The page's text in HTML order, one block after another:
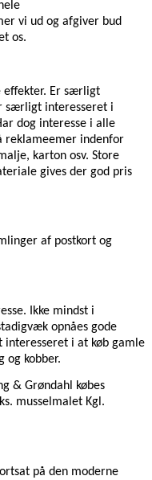
vi ud og afgiver bud
os.
effekter. Er særligt
særligt interesseret i
dog interesse i alle
reklameemer indenfor
karton osv. Store
gives der god pris
af postkort og
Ikke mindst i
opnåes gode
i at køb gamle
og kobber.
& Grøndahl købes
musselmalet Kgl.
på den moderne